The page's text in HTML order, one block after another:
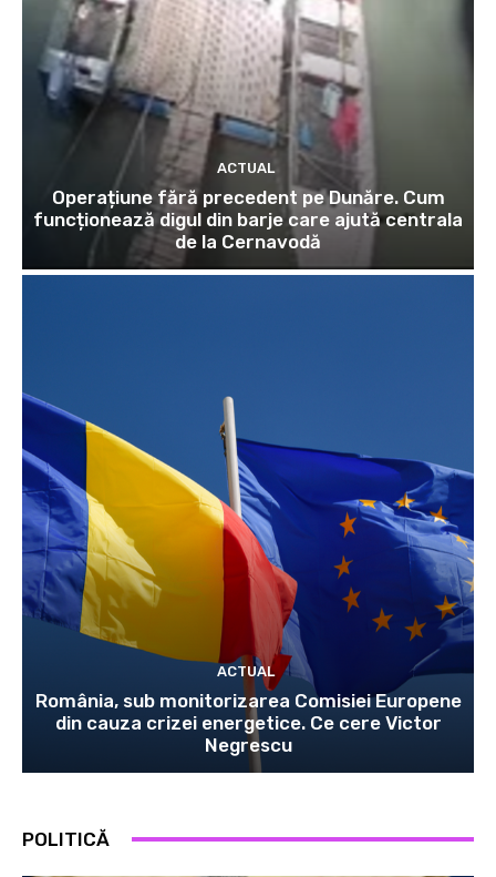
ACTUAL
Operațiune fără precedent pe Dunăre. Cum
funcționează digul din barje care ajută centrala
de la Cernavodă
ACTUAL
România, sub monitorizarea Comisiei Europene
din cauza crizei energetice. Ce cere Victor
Negrescu
POLITICĂ